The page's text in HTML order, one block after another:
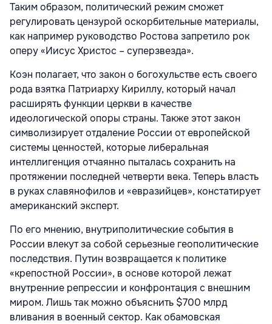
Таким образом, политический режим сможет
регулировать цензурой оскорбительные материалы,
как например руководство Ростова запретило рок
оперу «Иисус Христос – суперзвезда».
Коэн полагает, что закон о богохульстве есть своего
рода взятка Патриарху Кириллу, который начал
расширять функции церкви в качестве
идеологической опоры страны. Также этот закон
символизирует отдаление России от европейской
системы ценностей, которые либеральная
интеллигенция отчаянно пыталась сохранить на
протяжении последней четверти века. Теперь власть
в руках славянофилов и «евразийцев», констатирует
американский эксперт.
По его мнению, внутриполитические события в
России влекут за собой серьезные геополитические
последствия. Путин возвращается к политике
«крепостной России», в основе которой лежат
внутренние репрессии и конфронтация с внешним
миром. Лишь так можно объяснить $700 млрд
вливания в военный сектор. Как обамовская